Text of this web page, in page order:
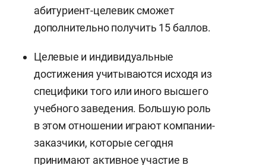
абитуриент-целевик сможет
дополнительно получить 15 баллов.
Целевые и индивидуальные
достижения учитываются исходя из
специфики того или иного высшего
учебного заведения. Большую роль
в этом отношении играют компании-
заказчики, которые сегодня
принимают активное участие в